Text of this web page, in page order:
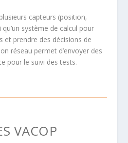
capteurs (position,
système de calcul pour
et prendre des décisions de
réseau permet d’envoyer des
pour le suivi des tests.
VACOP